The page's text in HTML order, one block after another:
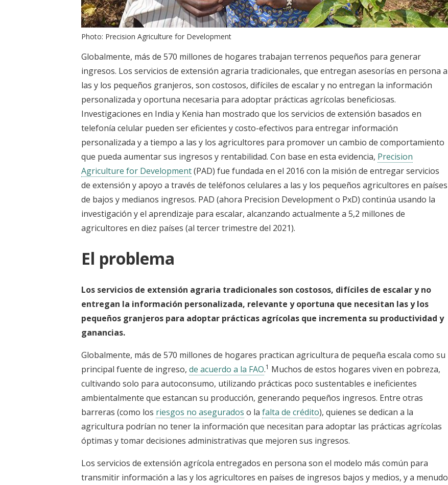
Photo: Precision Agriculture for Development
Globalmente, más de 570 millones de hogares trabajan terrenos pequeños para generar
ingresos. Los servicios de extensión agraria tradicionales, que entregan asesorías en persona a
las y los pequeños granjeros, son costosos, difíciles de escalar y no entregan la información
personalizada y oportuna necesaria para adoptar prácticas agrícolas beneficiosas.
Investigaciones en India y Kenia han mostrado que los servicios de extensión basados en
telefonía celular pueden ser eficientes y costo-efectivos para entregar información
personalizada y a tiempo a las y los agricultores para promover un cambio de comportamiento
que pueda aumentar sus ingresos y rentabilidad. Con base en esta evidencia, Precision
Agriculture for Development(PAD) fue fundada en el 2016 con la misión de entregar servicios
de extensión y apoyo a través de teléfonos celulares a las y los pequeños agricultores en países
de bajos y medianos ingresos. PAD (ahora Precision Development o PxD) continúa usando la
investigación y el aprendizaje para escalar, alcanzando actualmente a 5,2 millones de
agricultores en diez países (al tercer trimestre del 2021).
El problema
Los servicios de extensión agraria tradicionales son costosos, difíciles de escalar y no
entregan la información personalizada, relevante y oportuna que necesitan las y los
pequeños granjeros para adoptar prácticas agrícolas que incrementa su productividad y
ganancias.
Globalmente, más de 570 millones de hogares practican agricultura de pequeña escala como su
principal fuente de ingreso, de acuerdo a la FAO.1 Muchos de estos hogares viven en pobreza,
cultivando solo para autoconsumo, utilizando prácticas poco sustentables e ineficientes
ambientalmente que estancan su producción, generando pequeños ingresos. Entre otras
barreras (como los riesgos no asegurados o la falta de crédito), quienes se dedican a la
agricultura podrían no tener la información que necesitan para adoptar las prácticas agrícolas
óptimas y tomar decisiones administrativas que mejoren sus ingresos.
Los servicios de extensión agrícola entregados en persona son el modelo más común para
transmitir información a las y los agricultores en países de ingresos bajos y medios, y a menudo